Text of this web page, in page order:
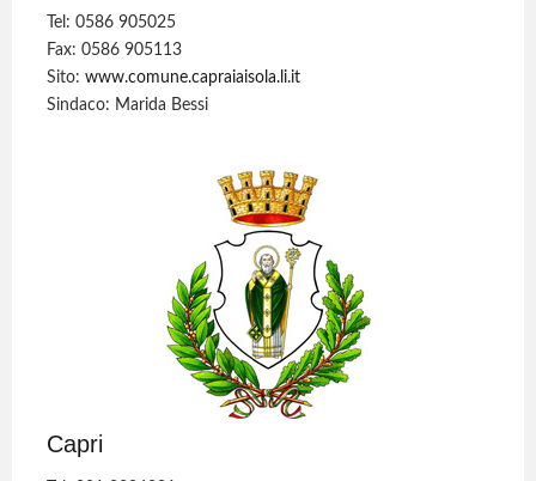
Tel: 0586 905025
Fax: 0586 905113
Sito:www.comune.capraiaisola.li.it
Sindaco: Marida Bessi
Capri